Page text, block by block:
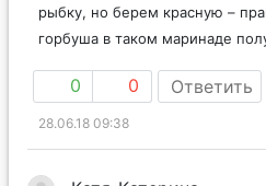
рыбку, но берем красную –
горбуша в таком маринаде
0 0 Ответить
28.06.18 09:38